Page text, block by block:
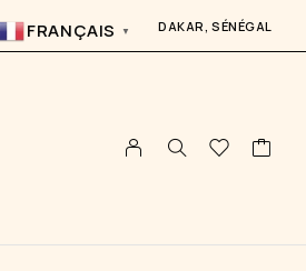
FRANÇAIS ▼ DAKAR, SÉNÉGAL